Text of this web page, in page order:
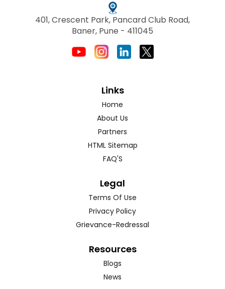
401, Crescent Park, Pancard Club Road,
Baner, Pune - 411045
Links
Home
About Us
Partners
HTML Sitemap
FAQ'S
Legal
Terms Of Use
Privacy Policy
Grievance-Redressal
Resources
Blogs
News